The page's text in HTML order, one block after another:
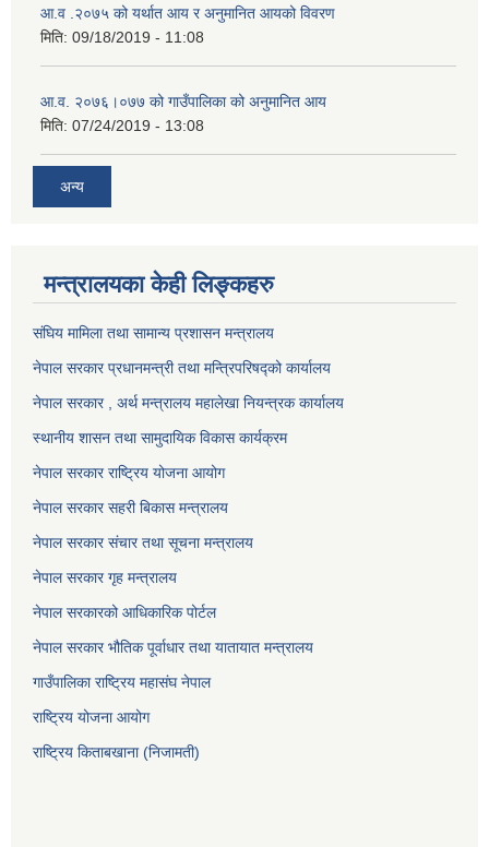
आ.व .२०७५ को यर्थात आय र अनुमानित आयको विवरण
मिति: 09/18/2019 - 11:08
आ.व. २०७६।०७७ को गाउँपालिका को अनुमानित आय
मिति: 07/24/2019 - 13:08
अन्य
मन्त्रालयका केही लिङ्कहरु
संघिय मामिला तथा सामान्य प्रशासन मन्त्रालय
नेपाल सरकार प्रधानमन्त्री तथा मन्त्रिपरिषद्को कार्यालय
नेपाल सरकार , अर्थ मन्त्रालय महालेखा नियन्त्रक कार्यालय
स्थानीय शासन तथा सामुदायिक विकास कार्यक्रम
नेपाल सरकार राष्ट्रिय योजना आयोग
नेपाल सरकार सहरी बिकास मन्त्रालय
नेपाल सरकार संचार तथा सूचना मन्त्रालय
नेपाल सरकार गृह मन्त्रालय
नेपाल सरकारको आधिकारिक पोर्टल
नेपाल सरकार भौतिक पूर्वाधार तथा यातायात मन्त्रालय
गाउँपालिका राष्ट्रिय महासंघ नेपाल
राष्ट्रिय योजना आयोग
राष्ट्रिय किताबखाना (निजामती)